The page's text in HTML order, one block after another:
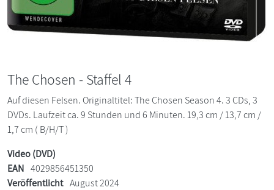
The Chosen - Staffel 4
Auf diesen Felsen. Originaltitel: The Chosen Season 4. 3 CDs, 3
DVDs. Laufzeit ca. 9 Stunden und 6 Minuten. 19,3 cm / 13,7 cm /
1,7 cm ( B/H/T )
Video (DVD)
EAN 4029856451350
Veröffentlicht August 2024